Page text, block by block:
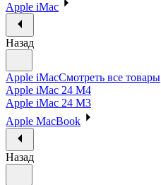
Apple iMac
Назад
Apple iMacСмотреть все товары
Apple iMac 24 M4
Apple iMac 24 M3
Apple MacBook
Назад